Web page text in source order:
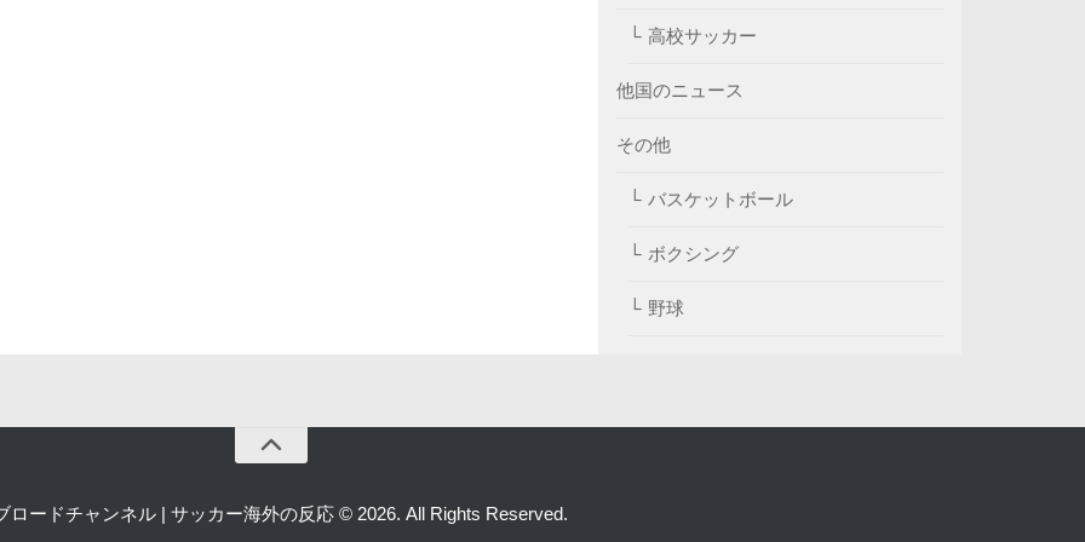
高校サッカー
他国のニュース
その他
バスケットボール
ボクシング
野球
ロードチャンネル | サッカー海外の反応 © 2026. All Rights Reserved.